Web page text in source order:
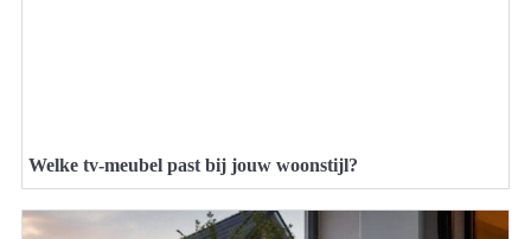
Welke tv-meubel past bij jouw woonstijl?